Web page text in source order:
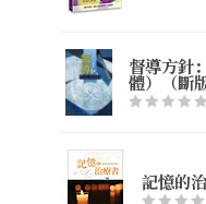
督導方針
體）（斷
記憶的